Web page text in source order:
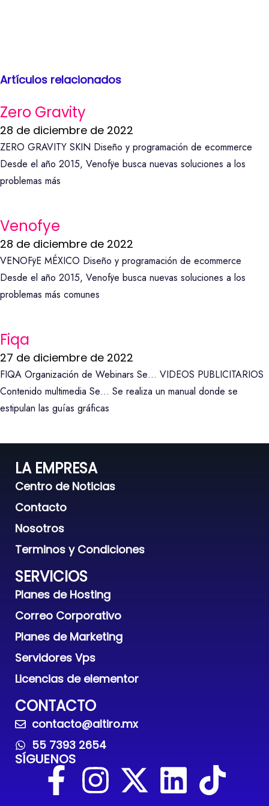
Artículos relacionados
Zero Gravity
28 de diciembre de 2022
ZERO GRAVITY SKIN Diseño y programación de ecommerce
Desde el año 2015, Venofÿe busca nuevas soluciones a los
problemas más
Venofye
28 de diciembre de 2022
VENOFÿE MÉXICO Diseño y programación de ecommerce
Desde el año 2015, Venofÿe busca nuevas soluciones a los
problemas más comunes
Fiqa
27 de diciembre de 2022
FIQA Organización de Webinars Se… VIDEOS PUBLICITARIOS
Contenido multimedia Se… Se realiza un manual donde se
estipulan las guías gráficas
LA EMPRESA
Centro de Noticias
Contacto
Nosotros
Terminos y Condiciones
SERVICIOS
Planes de Hosting
Correo Corporativo
Planes de Marketing
Servidores Vps
Licencias de elementor
CONTACTO
contacto@altiro.mx
55 7393 2654
SÍGUENOS